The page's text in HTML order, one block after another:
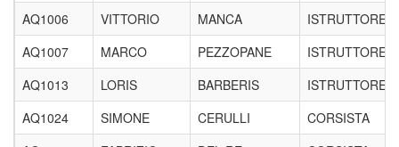
AQ1006
VITTORIO MANCA
ISTRUTTORE
AQ1007
MARCO PEZZOPANE
ISTRUTTORE
AQ1013
LORIS BARBERIS
ISTRUTTORE
AQ1024
SIMONE CERULLI
CORSISTA